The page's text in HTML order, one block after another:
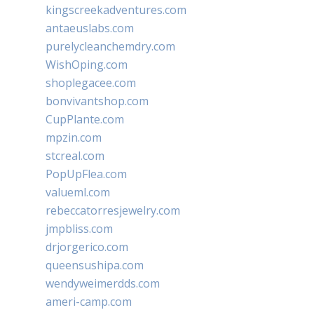
kingscreekadventures.com
antaeuslabs.com
purelycleanchemdry.com
WishOping.com
shoplegacee.com
bonvivantshop.com
CupPlante.com
mpzin.com
stcreal.com
PopUpFlea.com
valueml.com
rebeccatorresjewelry.com
jmpbliss.com
drjorgerico.com
queensushipa.com
wendyweimerdds.com
ameri-camp.com